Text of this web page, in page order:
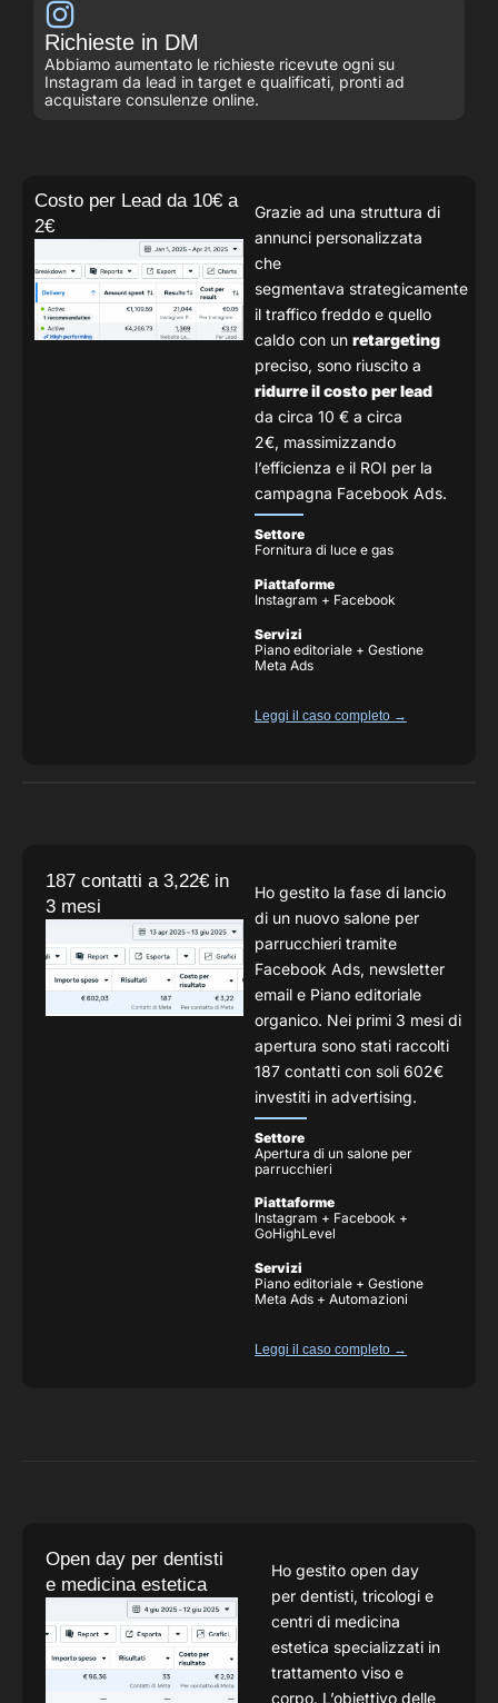
Richieste in DM
Abbiamo aumentato le richieste ricevute ogni su
Instagram da lead in target e qualificati, pronti ad
acquistare consulenze online.
Costo per Lead da 10€ a
2€
Grazie ad una struttura di
annunci personalizzata
che
segmentava strategicamente
il traffico freddo e quello
caldo con un retargeting
preciso, sono riuscito a
ridurre il costo per lead
da circa 10 € a circa
2€, massimizzando
l’efficienza e il ROI per la
campagna Facebook Ads.
Settore
Fornitura di luce e gas
Piattaforme
Instagram + Facebook
Servizi
Piano editoriale + Gestione
Meta Ads
Leggi il caso completo →
187 contatti a 3,22€ in
3 mesi
Ho gestito la fase di lancio
di un nuovo salone per
parrucchieri tramite
Facebook Ads, newsletter
email e Piano editoriale
organico. Nei primi 3 mesi di
apertura sono stati raccolti
187 contatti con soli 602€
investiti in advertising.
Settore
Apertura di un salone per
parrucchieri
Piattaforme
Instagram + Facebook +
GoHighLevel
Servizi
Piano editoriale + Gestione
Meta Ads + Automazioni
Leggi il caso completo →
Open day per dentisti
e medicina estetica
Ho gestito open day
per dentisti, tricologi e
centri di medicina
estetica specializzati in
trattamento viso e
corpo. L’obiettivo delle